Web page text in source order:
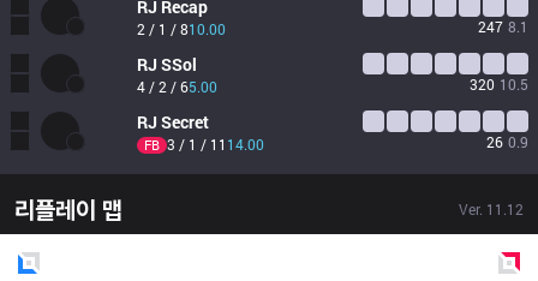
RJ Recap
2 / 1 / 810.00 247 8.1
RJ SSol
4 / 2 / 65.00 320 10.5
RJ Secret
FB 3 / 1 / 11 14.00 26 0.9
리플레이 맵 Ver. 11.12